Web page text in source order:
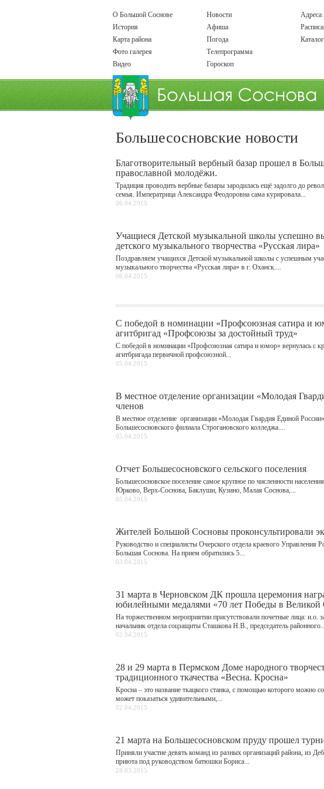
О Большой Соснове
История
Карта района
Фото галерея
Видео
Новости
Афиша
Погода
Телепрограмма
Гороскоп
Адреса
Большесосновские новости
Благотворительный вербный базар прошел в
православной молодёжи.
Традиция проводить вербные базары зародилась ещё задолго до
семья. Императрица Александра Феодоровна сама курировала...
06.04.2015
Учащиеся Детской музыкальной школы успешно
детского музыкального творчества «Русская лира»
Поздравляем учащихся Детской музыкальной школы с успешным
музыкального творчества «Русская лира» в г. Оханск....
06.04.2015
С победой в номинации «Профсоюзная сатира и
агитбригад «Профсоюзы за достойный труд»
С победой в номинации «Профсоюзная сатира и юмор» вернулась с
агитбригада первичной профсоюзной...
05.04.2015
В местное отделение организации «Молодая
членов
В местное отделение организации «Молодая Гвардия Единой
Большесосновского филиала Строгановского колледжа....
05.04.2015
Отчет Большесосновского сельского поселения
Большесосновское поселение самое крупное по численности
Юрково, Верх-Соснова, Баклуши, Кузино, Малая Соснова,...
05.04.2015
Жителей Большой Сосновы проконсультировали
Руководство и специалисты Очерского отдела краевого
Большая Соснова. На прием обратились 5...
03.04.2015
31 марта в Черновском ДК прошла церемония
юбилейными медалями «70 лет Победы в Великой
На торжественном мероприятии присутствовали почетные лица: и.о.
начальник отдела соцзащиты Сташкова Н.В., председатель
02.04.2015
28 и 29 марта в Пермском Доме народного
традиционного ткачества «Весна. Кросна»
Кросна – это название ткацкого станка, с помощью которого можно
может показаться удивительными,...
02.04.2015
21 марта на Большесосновском пруду прошел
Приняли участие девять команд из разных организаций района, из
приюта под руководством батюшки Бориса...
28.03.2015